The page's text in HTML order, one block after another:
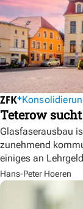
Teterow
Glasfaserausbau
zunehmend
einiges an
Hans-Peter Hoeren